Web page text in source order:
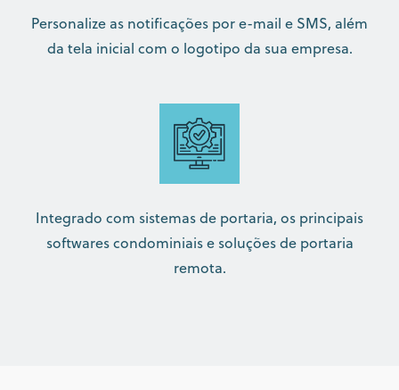
Personalize as notificações por e-mail e SMS, além
da tela inicial com o logotipo da sua empresa.
Integrado com sistemas de portaria, os principais
softwares condominiais e soluções de portaria
remota.